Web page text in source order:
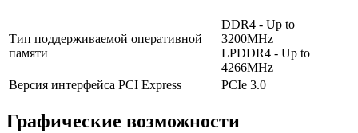
Тип поддерживаемой оперативной
памяти
DDR4 - Up to
3200MHz
LPDDR4 - Up to
4266MHz
Версия интерфейса PCI Express
PCIe 3.0
Графические возможности